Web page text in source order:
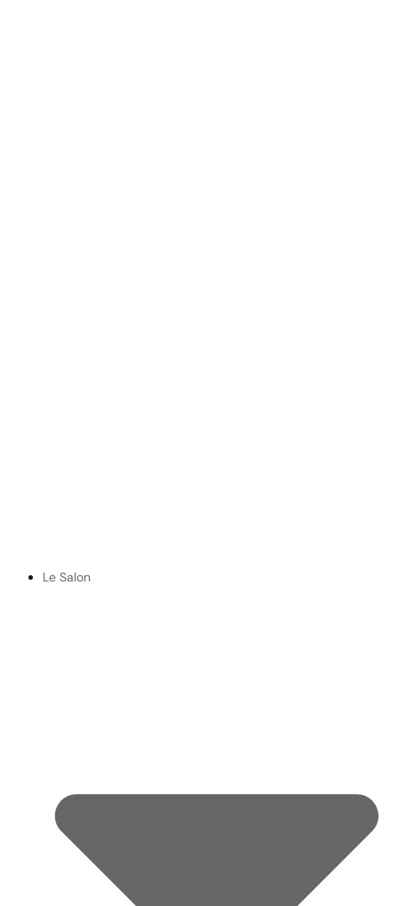
Le Salon